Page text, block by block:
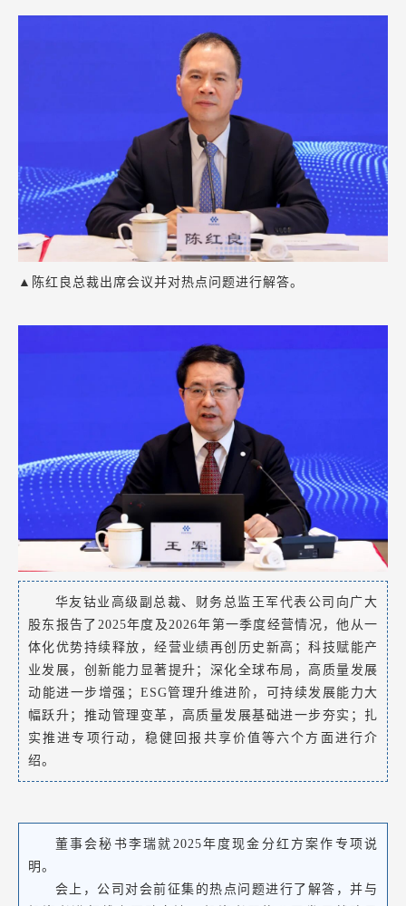
▲陈红良总裁出席会议并对热点问题进行解答。
华友钴业高级副总裁、财务总监王军代表公司向广大
股东报告了2025年度及2026年第一季度经营情况，他从一
体化优势持续释放，经营业绩再创历史新高；科技赋能产
业发展，创新能力显著提升；深化全球布局，高质量发展
动能进一步增强；ESG管理升维进阶，可持续发展能力大
幅跃升；推动管理变革，高质量发展基础进一步夯实；扎
实推进专项行动，稳健回报共享价值等六个方面进行介
绍。
董事会秘书李瑞就2025年度现金分红方案作专项说
明。
会上，公司对会前征集的热点问题进行了解答，并与